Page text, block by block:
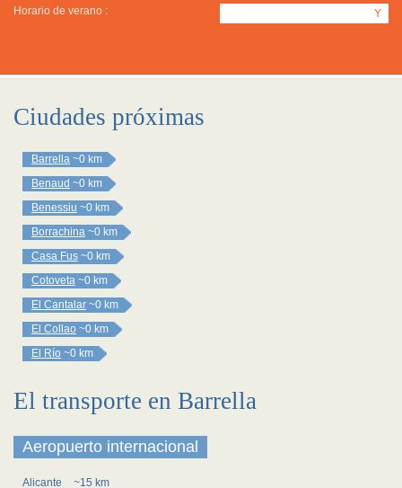
Horario de verano : Y
Ciudades próximas
Barrella ~0 km
Benaud ~0 km
Benessiu ~0 km
Borrachina ~0 km
Casa Fus ~0 km
Cotoveta ~0 km
El Cantalar ~0 km
El Collao ~0 km
El Río ~0 km
El transporte en Barrella
Aeropuerto internacional
Alicante ~15 km